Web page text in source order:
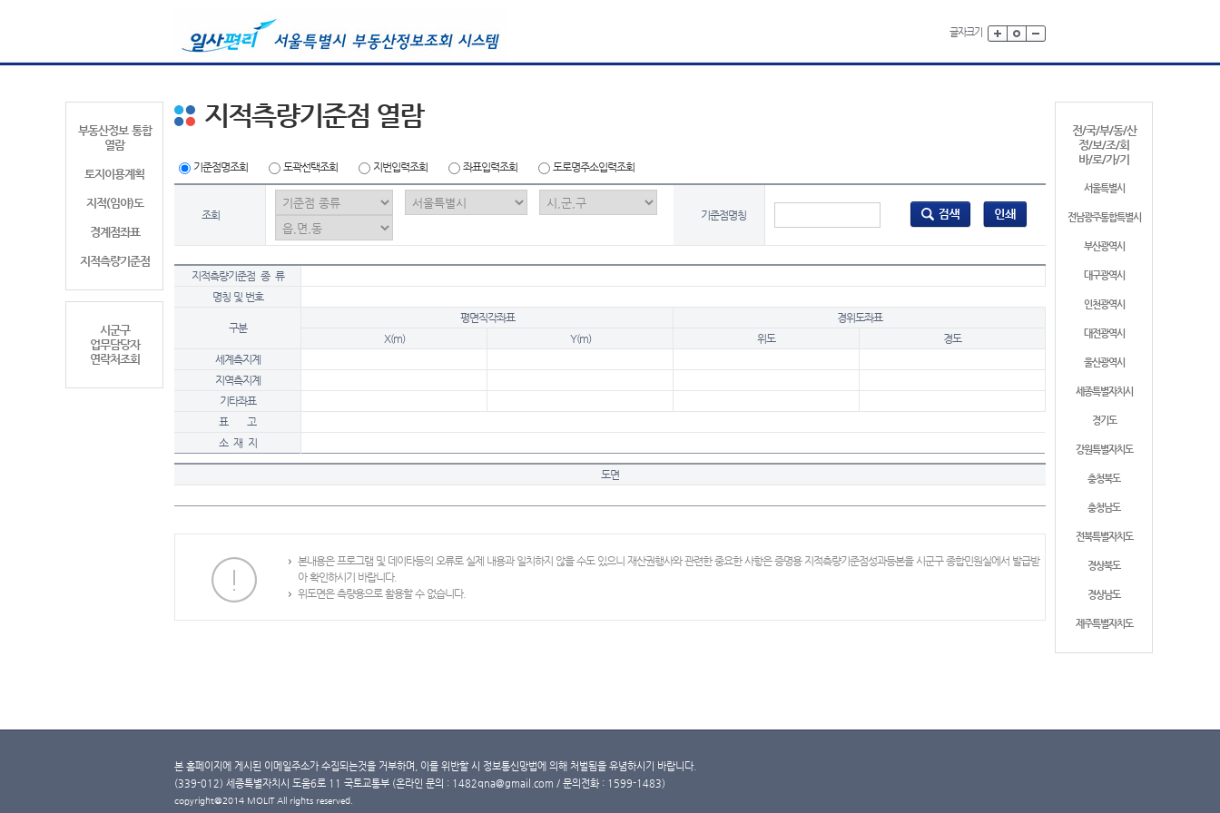
글자크기
부동산정보 통합
열람
토지이용계획
지적(임야)도
경계점좌표
지적측량기준점
시군구
업무담당자
연락처조회
전/국/부/동/산
정/보/조/회
바/로/가/기
서울특별시
전남광주통합특별시
부산광역시
대구광역시
인천광역시
대전광역시
울산광역시
세종특별자치시
경기도
강원특별자치도
충청북도
충청남도
전북특별자치도
경상북도
경상남도
제주특별자치도
지적측량기준점 열람
기준점명조회 도곽선택조회 지번입력조회 좌표입력조회 도로명주소입력조회
조회 기준점명칭
지적측량기준점 종 류
명칭 및 번호
구분
평면직각좌표
경위도좌표
X(m)
Y(m) 위도
경도
세계측지계
지역측지계
기타좌표
표 고
소 재 지
도면
본내용은 프로그램 및 데이타등의 오류로 실제 내용과 일치하지 않을 수도 있으니 재산권행사와 관련한 중요한 사항은 증명용 지적측량기준점성과등본을 시군구 종합민원실에서 발급받
아 확인하시기 바랍니다.
위도면은 측량용으로 활용할 수 없습니다.
본 홈페이지에 게시된 이메일주소가 수집되는것을 거부하며, 이를 위반할 시 정보통신망법에 의해 처벌됨을 유념하시기 바랍니다.
(339-012) 세종특별자치시 도움6로 11 국토교통부 (온라인 문의 : 1482qna@gmail.com / 문의전화 : 1599-1483)
copyright@2014 MOLIT All rights reserved.